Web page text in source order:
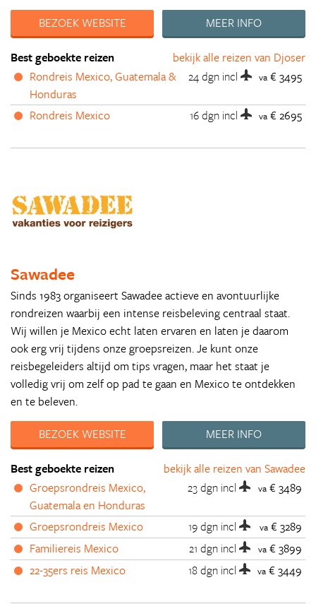
BEZOEK WEBSITE
MEER INFO
bekijk alle reizen van Djoser
Best geboekte reizen
Rondreis Mexico, Guatemala &
Honduras
24 dgn incl va € 3495
Rondreis Mexico 16 dgn incl va € 2695
Sawadee
Sinds 1983 organiseert Sawadee actieve en avontuurlijke
rondreizen waarbij een intense reisbeleving centraal staat.
Wij willen je Mexico echt laten ervaren en laten je daarom
ook erg vrij tijdens onze groepsreizen. Je kunt onze
reisbegeleiders altijd om tips vragen, maar het staat je
volledig vrij om zelf op pad te gaan en Mexico te ontdekken
en te beleven.
BEZOEK WEBSITE
MEER INFO
bekijk alle reizen van Sawadee
Best geboekte reizen
Groepsrondreis Mexico,
Guatemala en Honduras
23 dgn incl va € 3489
Groepsrondreis Mexico 19 dgn incl va € 3289
Familiereis Mexico
21 dgn incl va € 3899
22-35ers reis Mexico
18 dgn incl va € 3449